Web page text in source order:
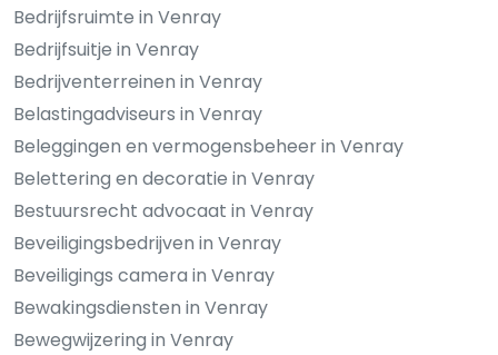
Bedrijfsruimte in Venray
Bedrijfsuitje in Venray
Bedrijventerreinen in Venray
Belastingadviseurs in Venray
Beleggingen en vermogensbeheer in Venray
Belettering en decoratie in Venray
Bestuursrecht advocaat in Venray
Beveiligingsbedrijven in Venray
Beveiligings camera in Venray
Bewakingsdiensten in Venray
Bewegwijzering in Venray